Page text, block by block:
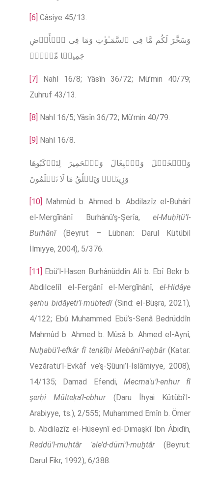
[6] Câsiye 45/13.
وَسَخَّرَ لَكُم مَّا فِی ٱلسَّمَـٰوَ ٰ⁠تِ وَمَا فِی ٱلۡأَرۡضِ
جَمِیعࣰا مِّنۡهُۚ
[7]
Nahl 16/8; Yâsîn 36/72; Mü’min 40/79;
Zuhruf 43/13.
[8] Nahl 16/5; Yâsîn 36/72; Mü’min 40/79.
[9] Nahl 16/8.
وَٱلۡخَیۡلَ وَٱلۡبِغَالَ وَٱلۡحَمِیرَ لِتَرۡكَبُوهَا
وَزِینَةࣰۚ وَیَخۡلُقُ مَا لَا تَعۡلَمُونَ
[10] Mahmûd b. Ahmed b. Abdilazîz el-Buhârî
el-Mergīnânî Burhânü’ş-Şerîa, el-Muḥîṭü’l-
Burhânî(Beyrut – Lübnan: Darul Kütübil
İlmiyye, 2004), 5/376.
[11]
Ebü’l-Hasen Burhânüddîn Alî b. Ebî Bekr b.
Abdilcelîl el-Fergānî el-Mergīnânî, el-Hidâye
şerhu bidâyeti’l-mübtedî(Sind: el-Büşra, 2021),
4/122; Ebû Muhammed Ebü’s-Senâ Bedrüddîn
Mahmûd b. Ahmed b. Mûsâ b. Ahmed el-Aynî,
Nuḫabü’l-efkâr fî tenḳīḥi Mebâni’l-aḫbâr(Katar:
Vezâratü’l-Evkâf ve’ş-Şûuni’l-İslâmiyye, 2008),
14/135; Damad Efendi, Mecmaʿu’l-enhur fî
şerḥi Mülteḳa’l-ebḥur(Daru İhyai Kütübi’l-
Arabiyye, ts.), 2/555; Muhammed Emîn b. Ömer
b. Abdilazîz el-Hüseynî ed-Dımaşkī İbn Âbidîn,
Reddü’l-muḥtâr ʿale’d-dürri’l-muḫtâr(Beyrut:
Darul Fikr, 1992), 6/388.